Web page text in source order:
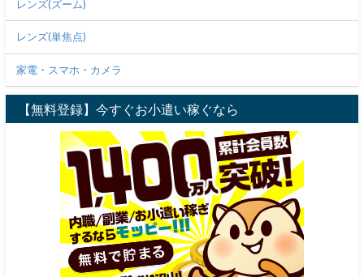
レンズ(ズーム)
レンズ(単焦点)
家電・スマホ・カメラ
【無料登録】今すぐお小遣い稼ぐなら